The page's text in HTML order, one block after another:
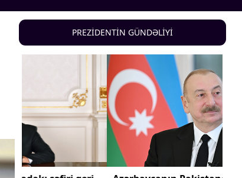
və hüquq
və İdman
və QHT
PREZİDENTİN GÜNDƏLİYİ